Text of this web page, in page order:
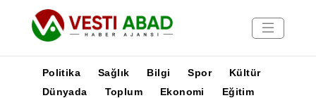
Politika Sağlık Bilgi Spor
Kültür
Dünyada
Toplum Ekonomi Eğitim